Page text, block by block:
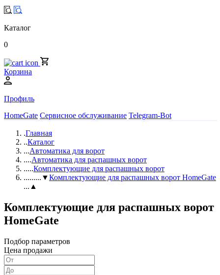
Каталог
0
Корзина
Профиль
HomeGate Сервисное обслуживание Telegram-Bot
.Главная
..Каталог
...Автоматика для ворот
....Автоматика для распашных ворот
.....Комплектующие для распашных ворот
.........▼Комплектующие для распашных ворот HomeGate
...▲
Комплектующие для распашных ворот
HomeGate
Подбор параметров
Цена продажи